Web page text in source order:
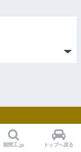
期間工.jp トップへ戻る